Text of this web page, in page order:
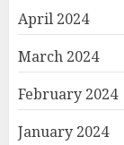
April 2024
March 2024
February 2024
January 2024